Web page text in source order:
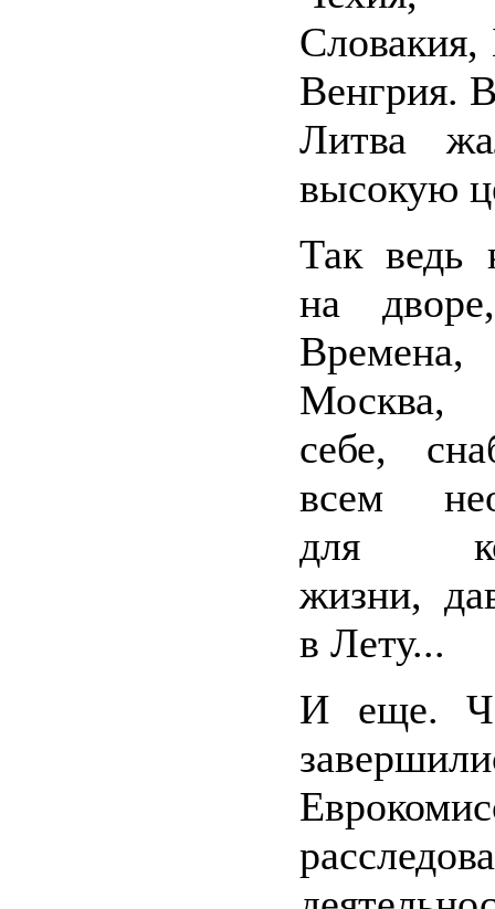
Словакия,
Венгрия.
Литва
высокую
Так ведь
на
себе,
всем
для
жизни,
в Лету...
И еще.